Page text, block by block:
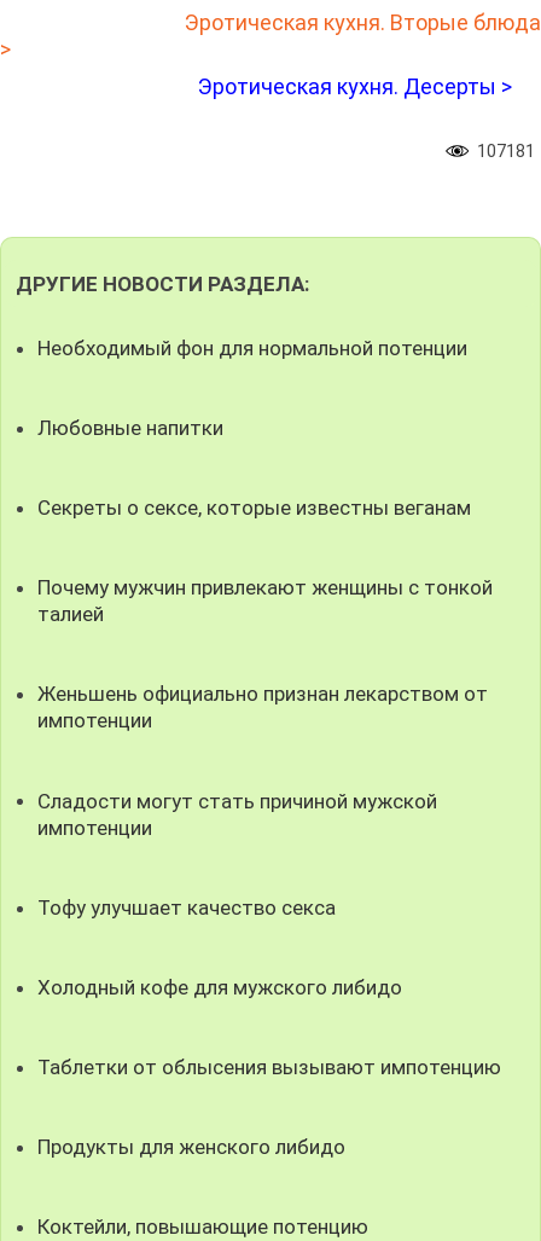
Эротическая кухня. Вторые блюда
>
Эротическая кухня. Десерты >
107181
ДРУГИЕ НОВОСТИ РАЗДЕЛА:
Необходимый фон для нормальной потенции
Любовные напитки
Секреты о сексе, которые известны веганам
Почему мужчин привлекают женщины с тонкой
талией
Женьшень официально признан лекарством от
импотенции
Сладости могут стать причиной мужской
импотенции
Тофу улучшает качество секса
Холодный кофе для мужского либидо
Таблетки от облысения вызывают импотенцию
Продукты для женского либидо
Коктейли, повышающие потенцию